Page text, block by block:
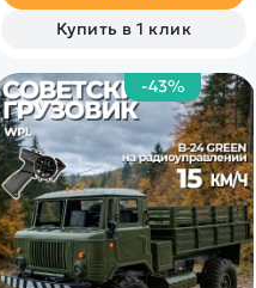
Купить в 1 клик
-43%